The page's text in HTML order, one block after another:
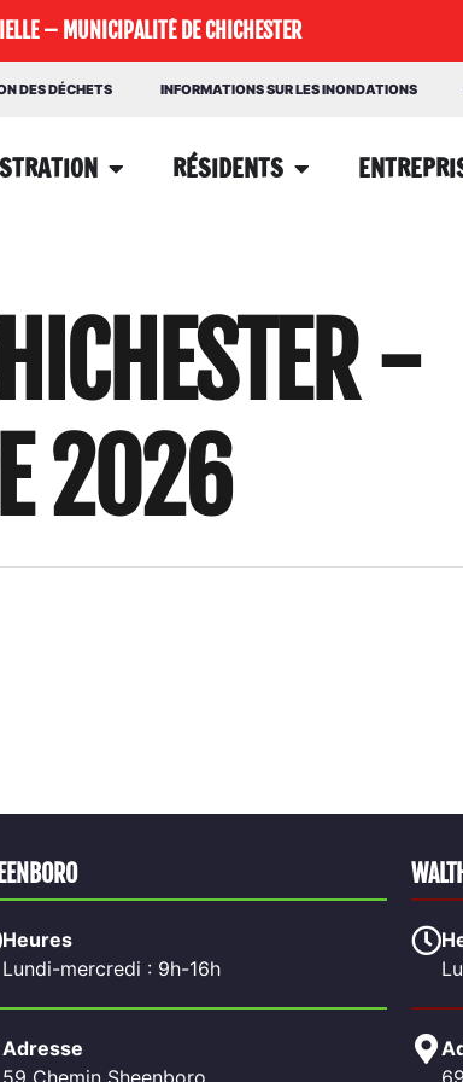
– MUNICIPALITÉ DE CHICHESTER
DES DÉCHETS INFORMATIONS SUR LES INONDATIONS
RÉSIDENTS
-
2026
Heures
Lundi-mercredi : 9h-16h
Adresse
59 Chemin Sheenboro